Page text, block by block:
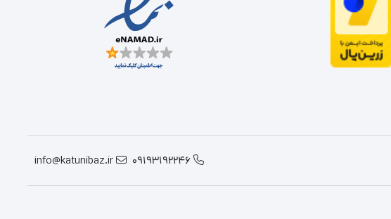
09193192246
info@katunibaz.ir